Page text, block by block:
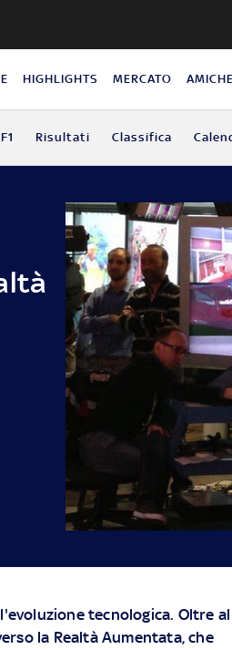
HIGHLIGHTS MERCATO
Risultati Classifica
tecnologica. Oltre al
la Realtà Aumentata, che